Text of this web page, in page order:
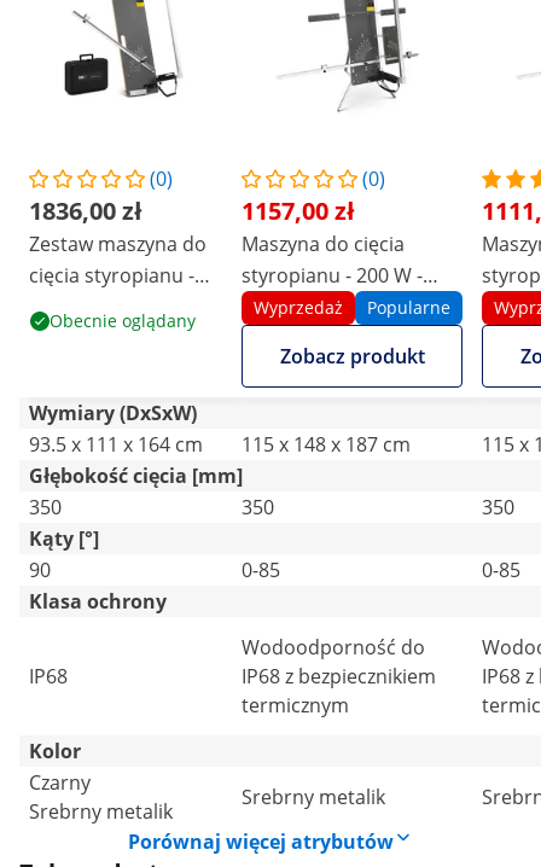
(0)
1836,00 zł
Zestaw maszyna do
cięcia styropianu -
200 W - 1350 mm /
350 mm - nóż do
Obecnie oglądany
(0)
1157,00 zł
Maszyna do cięcia
styropianu - 200 W -
1300 mm / 350 mm -
stojak - wspornik
Wyprzedaż Popularne
Zobacz produkt
1300
stojak
Wymiary (DxSxW)
93.5 x 111 x 164 cm
115 x 148 x 187 cm
115 x
Głębokość cięcia [mm]
350
350
350
Kąty [°]
90
0-85
0-85
Klasa ochrony
IP68
Wodoodporność do
IP68 z bezpiecznikiem
termicznym
IP68
Kolor
Czarny
Srebrny metalik
Srebrny metalik
Porównaj więcej atrybutów